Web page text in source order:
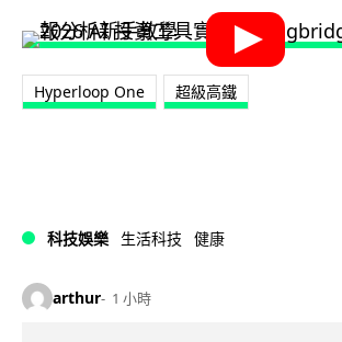
Hyperloop One 超級高鐵
科技娛樂 生活科技 健康
arthur 1 小時